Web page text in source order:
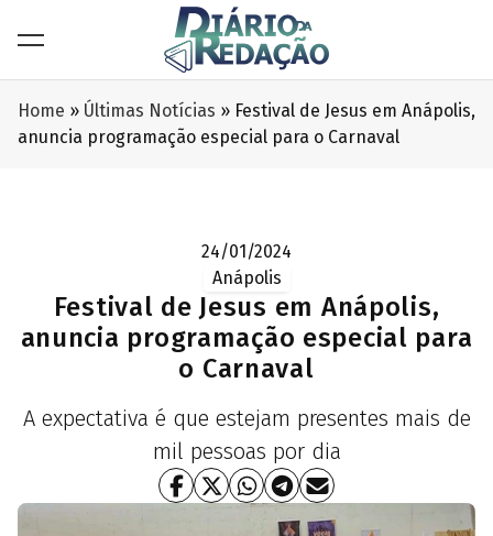
Home » Últimas Notícias » Festival de Jesus em Anápolis,
anuncia programação especial para o Carnaval
24/01/2024
Anápolis
Festival de Jesus em Anápolis,
anuncia programação especial para
o Carnaval
A expectativa é que estejam presentes mais de
mil pessoas por dia